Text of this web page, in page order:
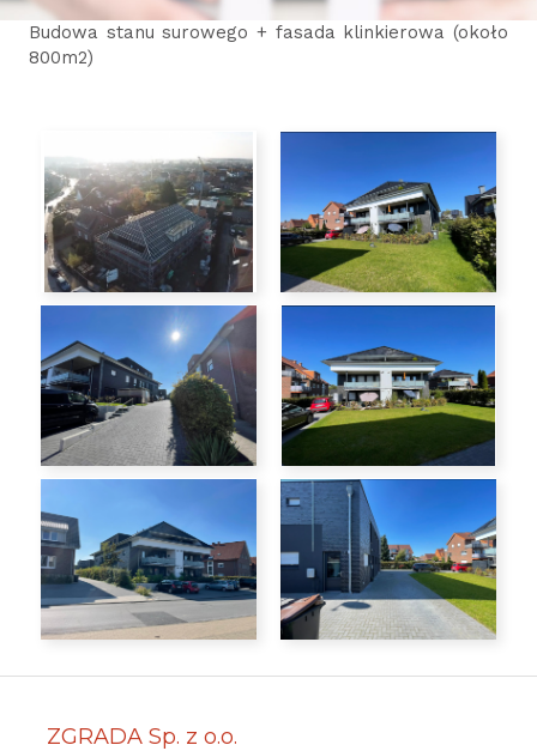
Budowa stanu surowego + fasada klinkierowa (około
800m2)
ZGRADA Sp. z o.o.